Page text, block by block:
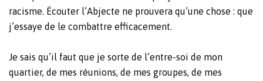
racisme. Écouter l’Abjecte ne prouvera qu’une chose : que
j’essaye de le combattre efficacement.
Je sais qu’il faut que je sorte de l’entre-soi de mon
quartier, de mes réunions, de mes groupes, de mes